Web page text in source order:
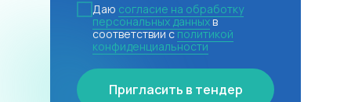
Даю согласие на обработку
персональных данныхв
соответствии сполитикой
конфиденциальности
Пригласить в тендер